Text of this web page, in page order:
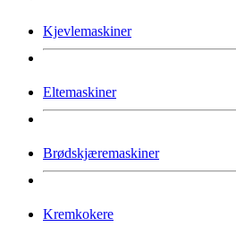
Kjevlemaskiner
Eltemaskiner
Brødskjæremaskiner
Kremkokere